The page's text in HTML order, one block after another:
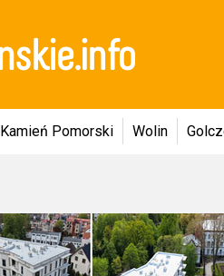
Kamień Pomorski Wolin